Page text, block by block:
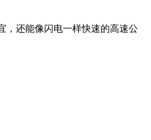
，还能像闪电一样快速的高速公